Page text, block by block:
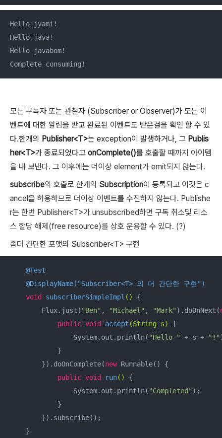
Hello jyami!
Hello java!
Hello javabom!
Complete consuming!
모든 구독자 또는 관찰자 (Subscriber or Observer)가 모든 이
벤트에 대한 알림을 받고 완료된 이벤트도 받은걸을 확인 할 수 있
다.한개의 Publisher<T>는 exception이 발생하거나, 그 Publis
her<T>가 종료되었다고 onComplete()를 호출할 때까지 아이템
을 내 보낸다. 그 이후에는 더이상 element가 emit되지 않는다.
subscribe의 호출로 한개의 Subscription이 등록되고 이것은 c
ancel을 허용하므로 더이상 이벤트를 수진하지 않는다. Publishe
r는 한번 Publisher<T>가 unsubscribed하면 구독 취소및 리소
스 할당 해제(free resource)를 상호 운용할 수 있다. (?)
좀더 간단한 포맷의 Subscriber<T> 구현
@Test
@DisplayName("Subscriber<T> 의 더 간단한 구현")
void
subscriberSimpleImpl ()
{
        Flux.just(
"Ben" , "Michael" , "Mark" ).doOnNext(
public void accept (String s)
{
                System.out.println(
"Hello " + s + "!"
            }
        }).doOnComplete(
new Runnable() {
public void run()
{
                System.out.println(
"Completed" );
            }
        }).subscribe();
    }